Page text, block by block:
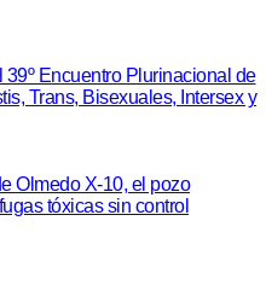
Encuentro Plurinacional de
Trans, Bisexuales, Intersex y
Olmedo X-10, el pozo
tóxicas sin control